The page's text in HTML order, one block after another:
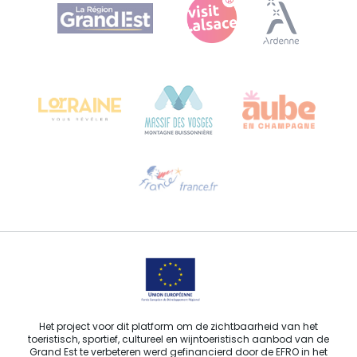
Agence Régionale du Tourisme Grand Est
Bureau de Colmar (hoofdkantoor)
Stuur ons een e-mail
Het project voor dit platform om de zichtbaarheid van het
toeristisch, sportief, cultureel en wijntoeristisch aanbod van de
Grand Est te verbeteren werd gefinancierd door de EFRO in het